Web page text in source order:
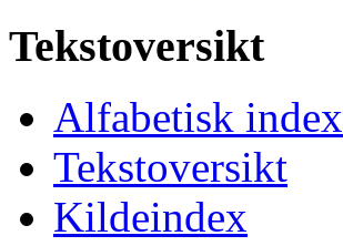
Tekstoversikt
Alfabetisk index
Tekstoversikt
Kildeindex